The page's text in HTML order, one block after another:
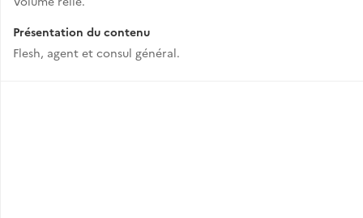
Présentation du contenu
Flesh, agent et consul général.